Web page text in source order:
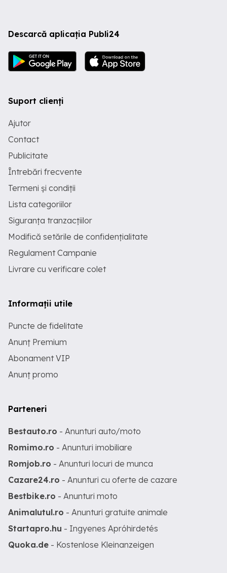
Descarcă aplicația Publi24
Suport clienți
Ajutor
Contact
Publicitate
Întrebări frecvente
Termeni și condiții
Lista categoriilor
Siguranța tranzacțiilor
Modifică setările de confidențialitate
Regulament Campanie
Livrare cu verificare colet
Informații utile
Puncte de fidelitate
Anunț Premium
Abonament VIP
Anunț promo
Parteneri
Bestauto.ro - Anunturi auto/moto
Romimo.ro - Anunturi imobiliare
Romjob.ro - Anunturi locuri de munca
Cazare24.ro - Anunturi cu oferte de cazare
Bestbike.ro - Anunturi moto
Animalutul.ro - Anunturi gratuite animale
Startapro.hu - Ingyenes Apróhirdetés
Quoka.de - Kostenlose Kleinanzeigen